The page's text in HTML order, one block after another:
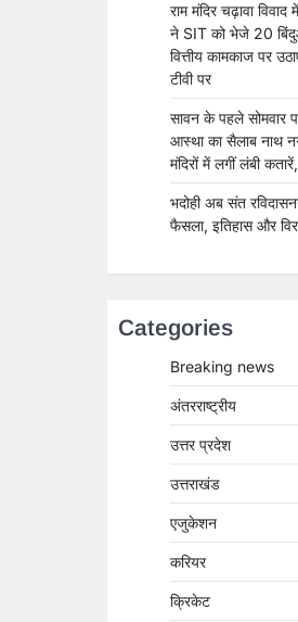
राम मंदिर चढ़ावा
ने SIT को भेजे 20
वित्तीय कामकाज पर
टीवी पर
सावन के पहले सोमवार
आस्था का सैलाब नाथ
मंदिरों में लगीं लंबी
भदोही अब संत
फैसला, इतिहास और
Categories
Breaking news
अंतरराष्ट्रीय
उत्तर प्रदेश
उत्तराखंड
एजुकेशन
करियर
क्रिकेट